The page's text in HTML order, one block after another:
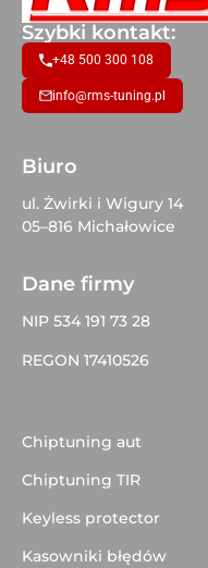
Szybki kontakt:
+48 500 300 108
info@rms-tuning.pl
Biuro
ul. Żwirki i Wigury 14
05–816 Michałowice
Dane firmy
NIP 534 191 73 28
REGON 17410526
Chiptuning aut
Chiptuning TIR
Keyless protector
Kasowniki błędów